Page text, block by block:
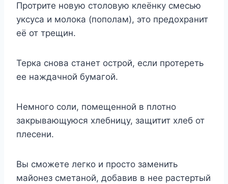
Протрите новую столовую клеёнку смесью
уксуса и молока (пополам), это предохранит
её от трещин.
Терка снова станет острой, если протереть
ее наждачной бумагой.
Немного соли, помещенной в плотно
закрывающуюся хлебницу, защитит хлеб от
плесени.
Вы сможете легко и просто заменить
майонез сметаной, добавив в нее растертый